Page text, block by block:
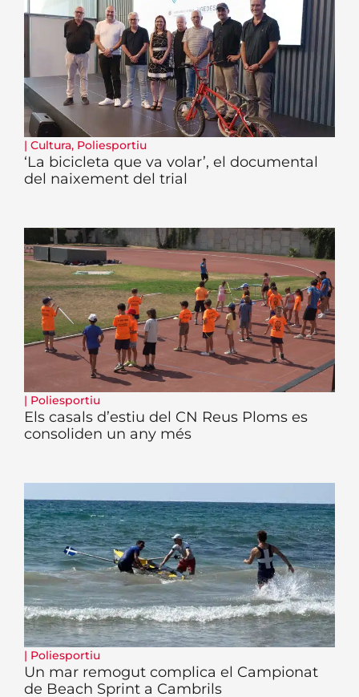
| Cultura, Poliesportiu
‘La bicicleta que va volar’, el documental
del naixement del trial
| Poliesportiu
Els casals d’estiu del CN Reus Ploms es
consoliden un any més
| Poliesportiu
Un mar remogut complica el Campionat
de Beach Sprint a Cambrils